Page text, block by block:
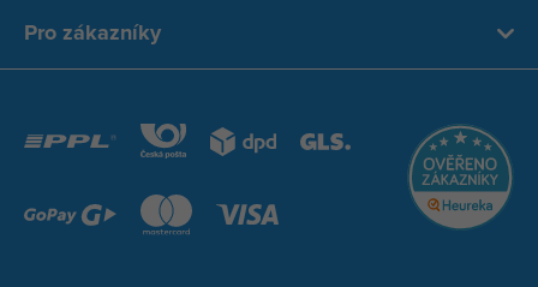
Pro zákazníky